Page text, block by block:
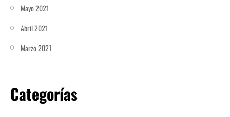
Mayo 2021
Abril 2021
Marzo 2021
Categorías